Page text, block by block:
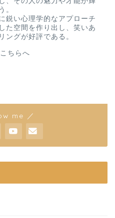
。
鋭い心理学的なアプローチ
た空間を作り出し、笑いあ
ングが好評である。
ちらへ
me ／